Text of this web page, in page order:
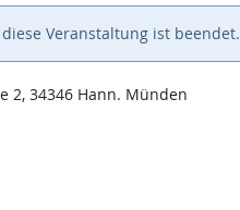
Veranstaltung ist beendet.
2, 34346 Hann. Münden